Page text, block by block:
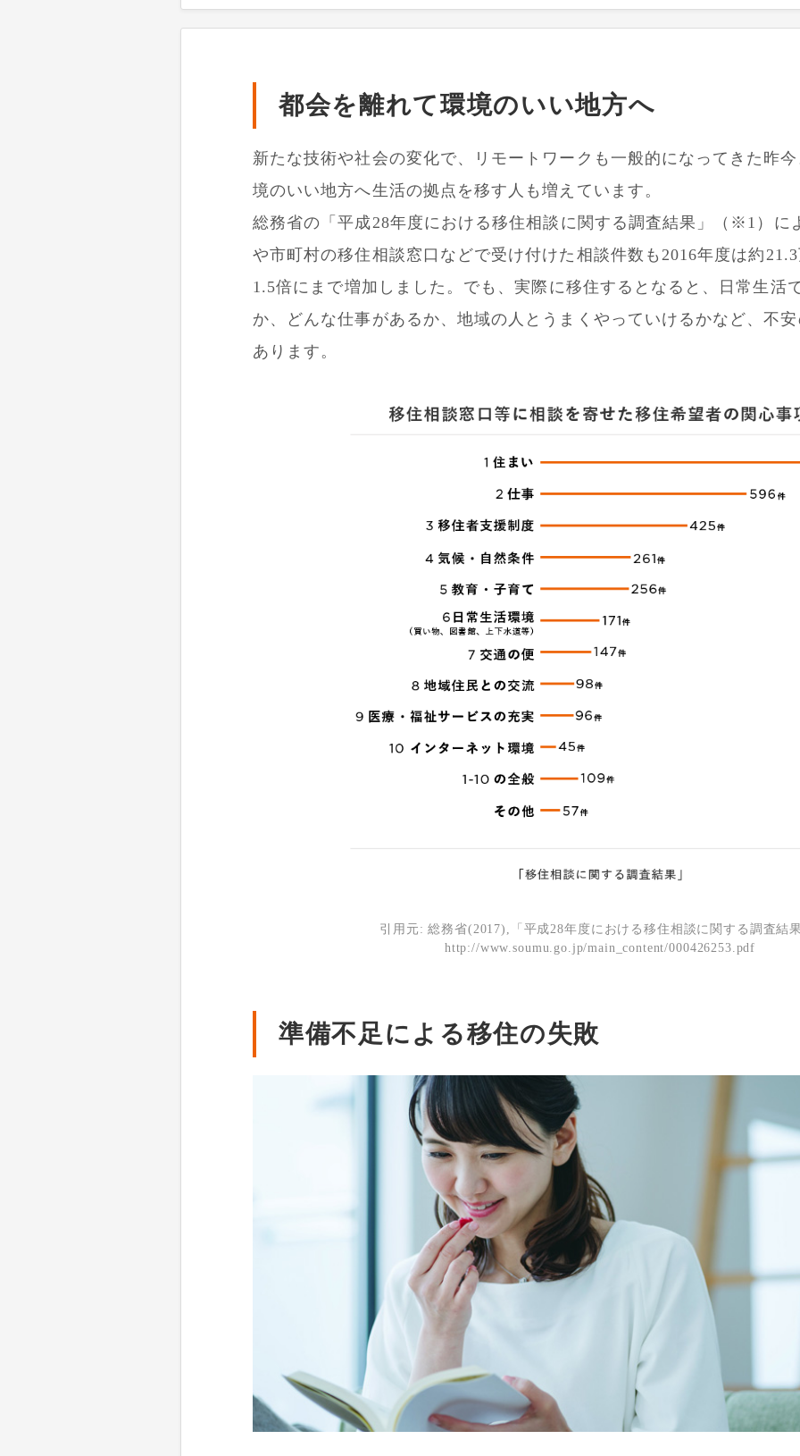
都会を離れて環境のいい地方へ
新たな技術や社会の変化で、リモートワークも一般的になってきた昨
境のいい地方へ生活の拠点を移す人も増えています。
総務省の「平成28年度における移住相談に関する調査結果」（※1）に
や市町村の移住相談窓口などで受け付けた相談件数も2016年度は約
1.5倍にまで増加しました。でも、実際に移住するとなると、日常生活
か、どんな仕事があるか、地域の人とうまくやっていけるかなど、不
あります。
引用元: 総務省(2017),「平成28年度における移住相談に関する調査結
http://www.soumu.go.jp/main_content/000426253.pdf
準備不足による移住の失敗